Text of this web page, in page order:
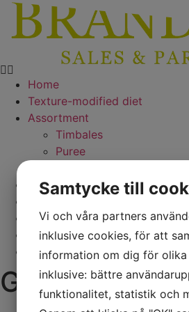
Skip
content
Home
Texture-modified diet
Assortment
Timbales
Puree
Training
About us
Contact
Svenska
Green pea
Samtycke till
Vi och våra partners
inklusive cookies, för att
information om dig för olika
inklusive: bättre
funktionalitet, statistik och